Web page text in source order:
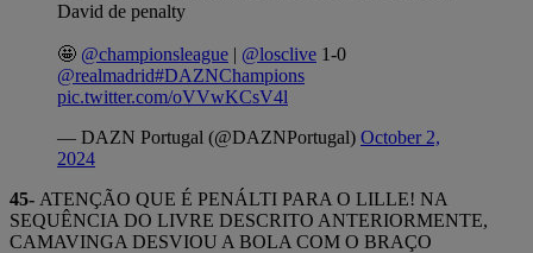
David de penalty
🤩 @championsleague | @losclive 1-0
@realmadrid#DAZNChampions
pic.twitter.com/oVVwKCsV4l
— DAZN Portugal (@DAZNPortugal) October 2,
2024
45- ATENÇÃO QUE É PENÁLTI PARA O LILLE! NA
SEQUÊNCIA DO LIVRE DESCRITO ANTERIORMENTE,
CAMAVINGA DESVIOU A BOLA COM O BRAÇO